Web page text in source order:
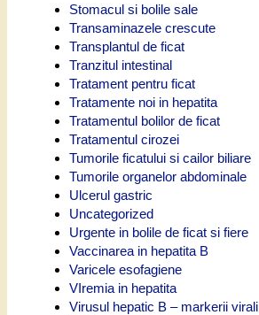
Stomacul si bolile sale
Transaminazele crescute
Transplantul de ficat
Tranzitul intestinal
Tratament pentru ficat
Tratamente noi in hepatita
Tratamentul bolilor de ficat
Tratamentul cirozei
Tumorile ficatului si cailor biliare
Tumorile organelor abdominale
Ulcerul gastric
Uncategorized
Urgente in bolile de ficat si fiere
Vaccinarea in hepatita B
Varicele esofagiene
VIremia in hepatita
Virusul hepatic B – markerii virali